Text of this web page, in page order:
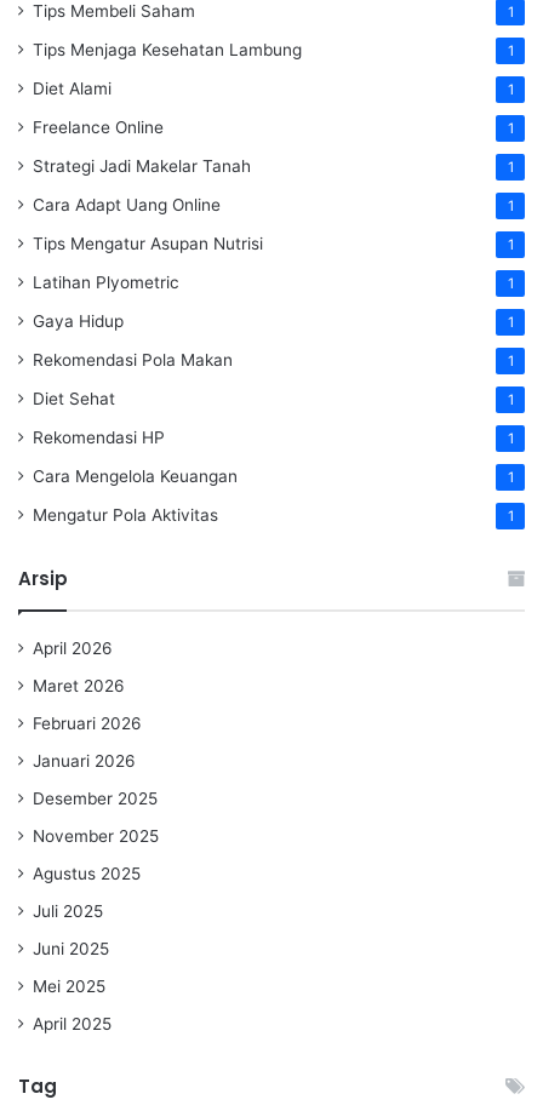
Tips Membeli Saham 1
Tips Menjaga Kesehatan Lambung 1
Diet Alami 1
Freelance Online 1
Strategi Jadi Makelar Tanah 1
Cara Adapt Uang Online 1
Tips Mengatur Asupan Nutrisi 1
Latihan Plyometric 1
Gaya Hidup 1
Rekomendasi Pola Makan 1
Diet Sehat 1
Rekomendasi HP 1
Cara Mengelola Keuangan 1
Mengatur Pola Aktivitas 1
Arsip
April 2026
Maret 2026
Februari 2026
Januari 2026
Desember 2025
November 2025
Agustus 2025
Juli 2025
Juni 2025
Mei 2025
April 2025
Tag